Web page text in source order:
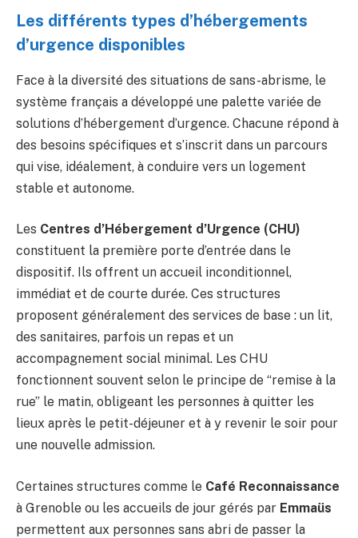
Les différents types d’hébergements
d’urgence disponibles
Face à la diversité des situations de sans-abrisme, le
système français a développé une palette variée de
solutions d’hébergement d’urgence. Chacune répond à
des besoins spécifiques et s’inscrit dans un parcours
qui vise, idéalement, à conduire vers un logement
stable et autonome.
Les Centres d’Hébergement d’Urgence (CHU)
constituent la première porte d’entrée dans le
dispositif. Ils offrent un accueil inconditionnel,
immédiat et de courte durée. Ces structures
proposent généralement des services de base : un lit,
des sanitaires, parfois un repas et un
accompagnement social minimal. Les CHU
fonctionnent souvent selon le principe de “remise à la
rue” le matin, obligeant les personnes à quitter les
lieux après le petit-déjeuner et à y revenir le soir pour
une nouvelle admission.
Certaines structures comme le Café Reconnaissance
à Grenoble ou les accueils de jour gérés par Emmaüs
permettent aux personnes sans abri de passer la